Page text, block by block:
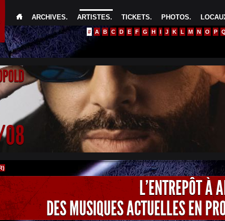
PHOTOS.
TICKETS.
ARTISTES.
ARCHIVES.
# A B C D E F G H I J K L M N O P
L'ENTREPÔT À
DES MUSIQUES ACTUELLES EN